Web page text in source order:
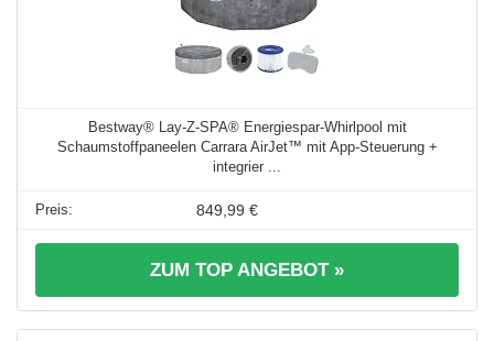
Bestway® Lay-Z-SPA® Energiespar-Whirlpool mit
Schaumstoffpaneelen Carrara AirJet™ mit App-Steuerung +
integrier ...
849,99 €
ZUM TOP ANGEBOT »